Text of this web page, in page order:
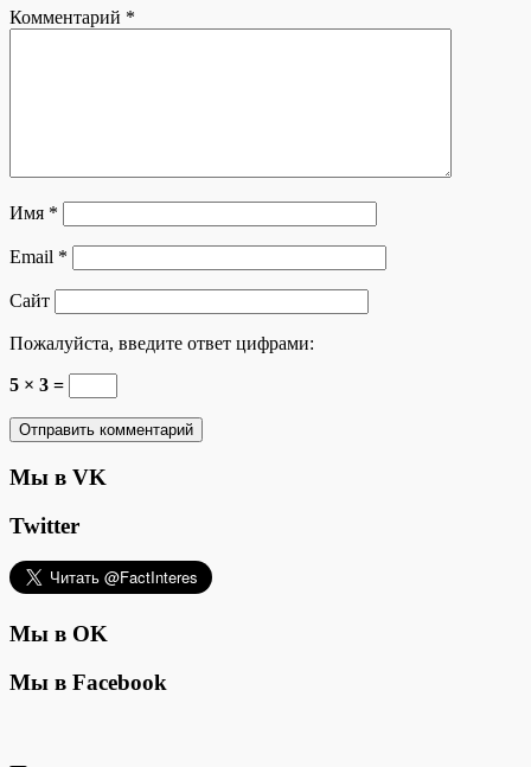
Комментарий *
Имя *
Email *
Сайт
Пожалуйста, введите ответ цифрами:
5 × 3 =
Мы в VK
Twitter
Мы в OK
Мы в Facebook